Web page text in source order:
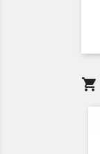
shopping_cart